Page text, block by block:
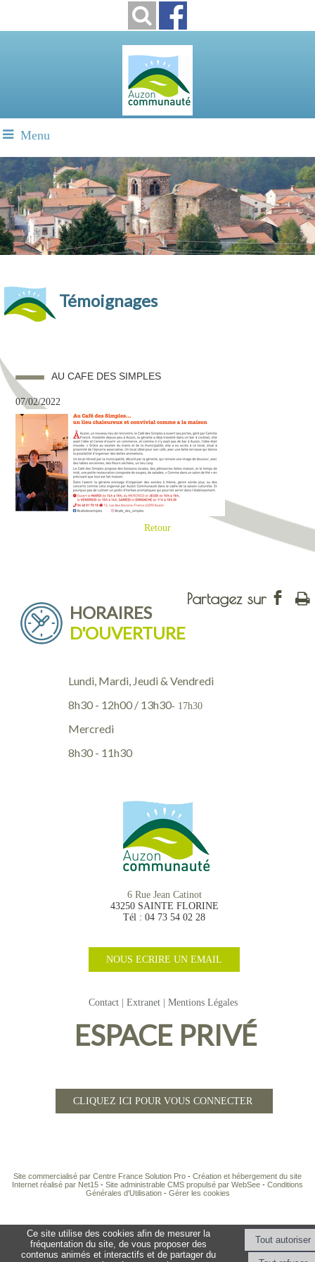
Menu
Témoignages
AU CAFE DES SIMPLES
07/02/2022
Retour
HORAIRES
D'OUVERTURE
Lundi, Mardi, Jeudi & Vendredi
8h30 - 12h00 / 13h30- 17h30
Mercredi
8h30 - 11h30
6 Rue Jean Catinot
43250 SAINTE FLORINE
Tél : 04 73 54 02 28
NOUS ECRIRE UN EMAIL
Contact Extranet Mentions Légales
ESPACE PRIVÉ
CLIQUEZ ICI POUR VOUS CONNECTER
Site commercialisé par Centre France Solution Pro - Création et hébergement du site
Internet réalisé par Net15 - Site administrable CMS propulsé par WebSee - Conditions
Générales d'Utilisation- Gérer les cookies
Ce site utilise des cookies afin de mesurer la
fréquentation du site, de vous proposer des
contenus animés et interactifs et de partager du